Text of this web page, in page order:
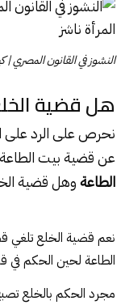
النشوز في القانون المصري |
هل قضية
نحرص على الرد على
عن قضية بيت
الطاعةوهل قضية
نعم قضية الخلع تلغي
الطاعة لحين الحكم في
مجرد الحكم بالخلع